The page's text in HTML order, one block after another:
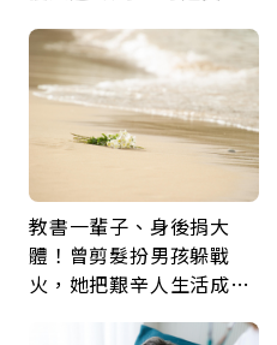
教書一輩子、身後捐大
體！曾剪髮扮男孩躲戰
火，她把艱辛人生活成風